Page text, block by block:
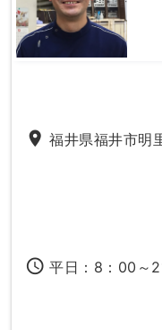
place 福井県福井市明
access_time 平日：8：00～